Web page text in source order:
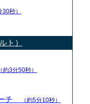
30秒）
ト）
（約3分50秒）
チ （約5分10秒）